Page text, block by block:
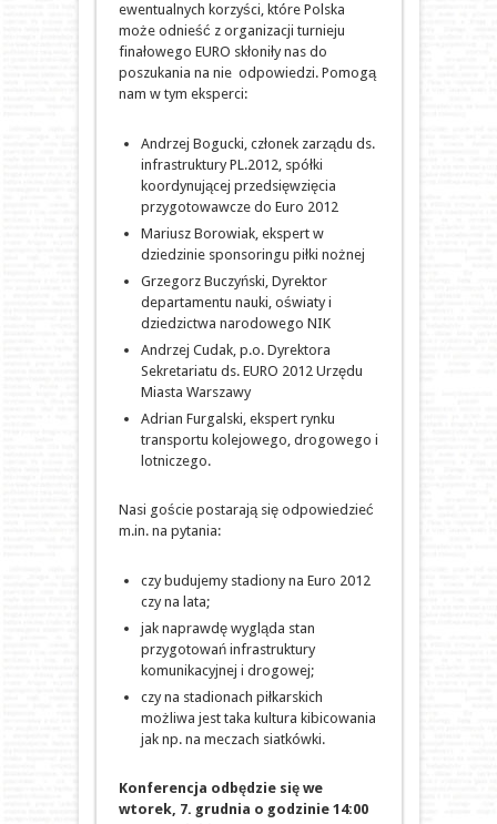
ewentualnych korzyści, które Polska
może odnieść z organizacji turnieju
finałowego EURO skłoniły nas do
poszukania na nie odpowiedzi. Pomogą
nam w tym eksperci:
Andrzej Bogucki, członek zarządu ds.
infrastruktury PL.2012, spółki
koordynującej przedsięwzięcia
przygotowawcze do Euro 2012
Mariusz Borowiak, ekspert w
dziedzinie sponsoringu piłki nożnej
Grzegorz Buczyński, Dyrektor
departamentu nauki, oświaty i
dziedzictwa narodowego NIK
Andrzej Cudak, p.o. Dyrektora
Sekretariatu ds. EURO 2012 Urzędu
Miasta Warszawy
Adrian Furgalski, ekspert rynku
transportu kolejowego, drogowego i
lotniczego.
Nasi goście postarają się odpowiedzieć
m.in. na pytania:
czy budujemy stadiony na Euro 2012
czy na lata;
jak naprawdę wygląda stan
przygotowań infrastruktury
komunikacyjnej i drogowej;
czy na stadionach piłkarskich
możliwa jest taka kultura kibicowania
jak np. na meczach siatkówki.
Konferencja odbędzie się we
wtorek, 7. grudnia o godzinie 14:00